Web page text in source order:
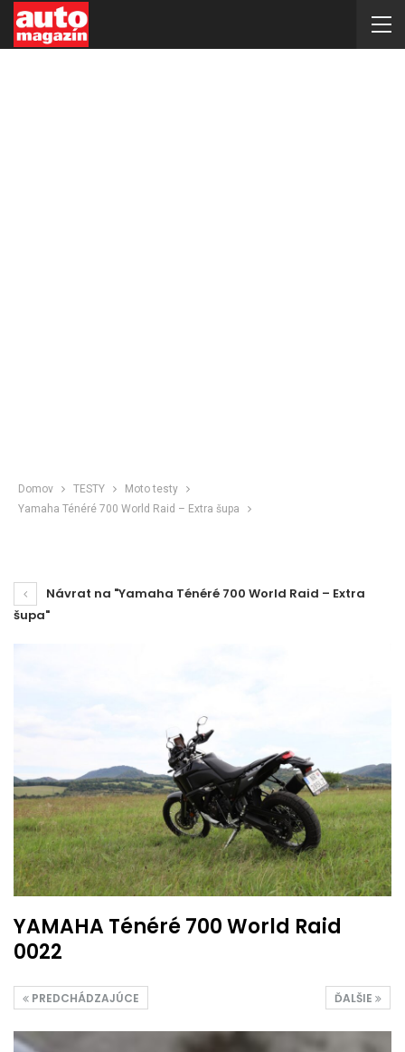
Domov TESTY
Moto testy
Yamaha Ténéré 700 World Raid – Extra šupa
Návrat na "Yamaha Ténéré 700 World Raid – Extra
šupa"
YAMAHA Ténéré 700 World Raid
0022
ĎALŠIE
PREDCHÁDZAJÚCE